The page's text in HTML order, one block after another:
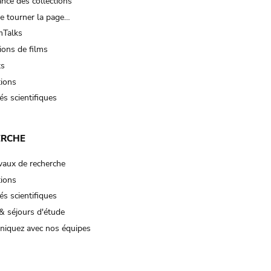
tourner la page…
de films
scientifiques
de recherche
scientifiques
séjours d'étude
avec nos équipes